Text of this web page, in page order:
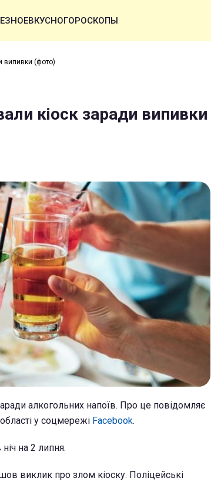
ВКУСНОГОРОСКОПЫ
випивки (фото)
кіоск заради випивки
алкогольних напоїв. Про це повідомляє
у соцмережі Facebook.
на 2 липня.
виклик про злом кіоску. Поліцейські